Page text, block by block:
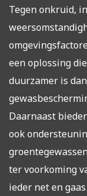
Tegen onkruid,
een oplossing
duurzamer is
Daarnaast
ook
ter voorkoming
ieder net en